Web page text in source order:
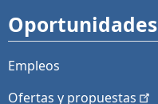
Oportunidades
Empleos
Ofertas y propuestas